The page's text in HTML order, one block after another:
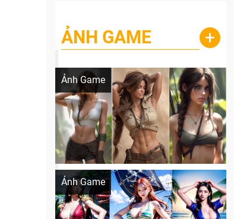
ẢNH GAME +
Ảnh Game
Lala Croft vừa nóng vừa xinh dưới nét vẽ
Ảnh Game
Khi AI Cosplay gái đẹp One Piece